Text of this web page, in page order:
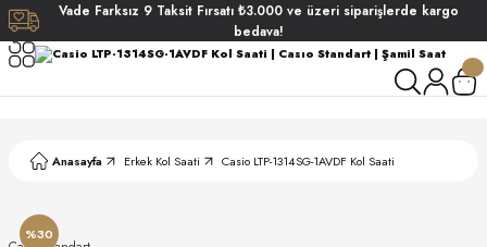
Vade Farksız 9 Taksit Fırsatı ₺3.000 ve üzeri siparişlerde kargo
bedava!
Anasayfa Erkek Kol Saati Casio LTP-1314SG-1AVDF Kol Saati
%30